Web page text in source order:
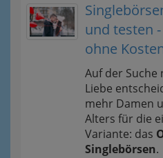
und testen
ohne
Auf der Suche
Liebe
mehr Damen
Alters für die
Variante: das
Singlebörsen.